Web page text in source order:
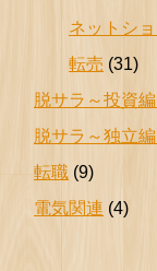
ネットシ
転売 (31)
脱サラ～投資編
脱サラ～独立編
転職 (9)
電気関連 (4)